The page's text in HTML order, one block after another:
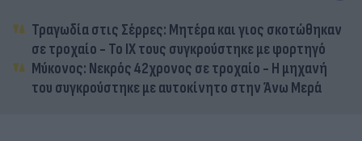
Τραγωδία στις Σέρρες: Μητέρα και γιος σκοτώθηκαν
σε τροχαίο - Το ΙΧ τους συγκρούστηκε με φορτηγό
Μύκονος: Νεκρός 42χρονος σε τροχαίο - Η μηχανή
του συγκρούστηκε με αυτοκίνητο στην Άνω Μερά